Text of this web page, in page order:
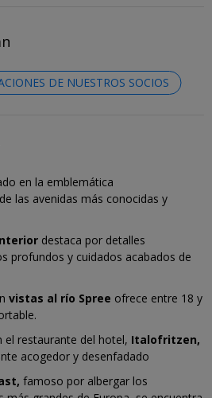
DE NUESTROS SOCIOS
en la emblemática
las avenidas más conocidas y
destaca por detalles
profundos y cuidados acabados de
vistas al río Spree ofrece entre 18 y
el restaurante del hotel, Italofritzen,
acogedor y desenfadado
famoso por albergar los